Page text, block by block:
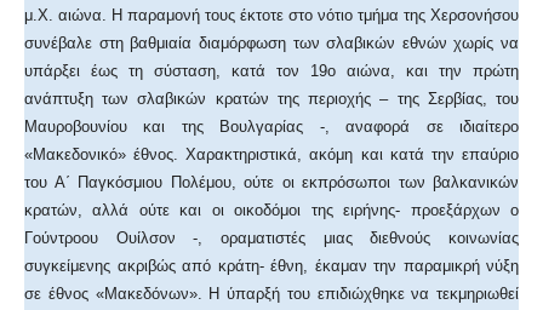
μ.Χ. αιώνα. Η παραμονή τους έκτοτε στο νότιο τμήμα της Χερσονήσου
συνέβαλε στη βαθμιαία διαμόρφωση των σλαβικών εθνών χωρίς να
υπάρξει έως τη σύσταση, κατά τον 19ο αιώνα, και την πρώτη
ανάπτυξη των σλαβικών κρατών της περιοχής – της Σερβίας, του
Μαυροβουνίου και της Βουλγαρίας -, αναφορά σε ιδιαίτερο
«Μακεδονικό» έθνος. Χαρακτηριστικά, ακόμη και κατά την επαύριο
του Α΄ Παγκόσμιου Πολέμου, ούτε οι εκπρόσωποι των βαλκανικών
κρατών, αλλά ούτε και οι οικοδόμοι της ειρήνης- προεξάρχων ο
Γούντροου Ουίλσον -, οραματιστές μιας διεθνούς κοινωνίας
συγκείμενης ακριβώς από κράτη- έθνη, έκαμαν την παραμικρή νύξη
σε έθνος «Μακεδόνων». Η ύπαρξή του επιδιώχθηκε να τεκμηριωθεί